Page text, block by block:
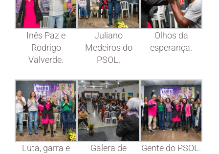
Inês Paz e
Rodrigo
Valverde.
Juliano
Medeiros do
PSOL.
Olhos da
esperança.
Luta, garra e
Galera de
Gente do PSOL.